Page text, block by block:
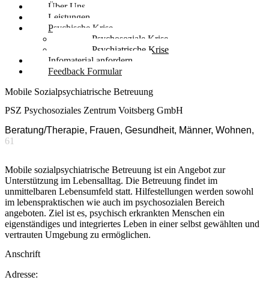
Über Uns
Leistungen
Psychische Krise
Psychosoziale Krise
Psychiatrische Krise
Infomaterial anfordern
Feedback Formular
Mobile Sozialpsychiatrische Betreuung
PSZ Psychosoziales Zentrum Voitsberg GmbH
Beratung/Therapie, Frauen, Gesundheit, Männer, Wohnen,
61
Mobile sozialpsychiatrische Betreuung ist ein Angebot zur
Unterstützung im Lebensalltag. Die Betreuung findet im
unmittelbaren Lebensumfeld statt. Hilfestellungen werden sowohl
im lebenspraktischen wie auch im psychosozialen Bereich
angeboten. Ziel ist es, psychisch erkrankten Menschen ein
eigenständiges und integriertes Leben in einer selbst gewählten und
vertrauten Umgebung zu ermöglichen.
Anschrift
Adresse: